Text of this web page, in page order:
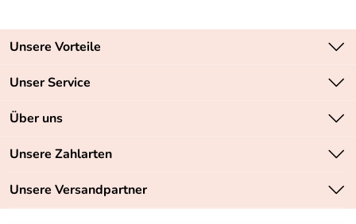
Unsere Vorteile
Zahlungsarten: Vorkasse, PayPal, PayPal Express
Unser Service
Kontakt
Retourenabwicklung
Lieferbedingungen
Über uns
Unsere Bestseller
Neu
Unsere Zahlarten
Unsere Versandpartner